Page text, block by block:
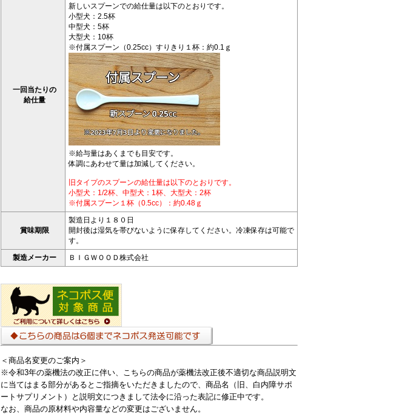
一回当たりの
給仕量
新しいスプーンでの給仕量は以下のとおりです。
小型犬：2.5杯
中型犬：5杯
大型犬：10杯
※付属スプーン（0.25cc）すりきり１杯：約0.1ｇ
※給与量はあくまでも目安です。
体調にあわせて量は加減してください。
旧タイプのスプーンの給仕量は以下のとおりです。
小型犬：1/2杯、中型犬：1杯、大型犬：2杯
※付属スプーン１杯（0.5cc）：約0.48ｇ
賞味期限
製造日より１８０日
開封後は湿気を帯びないように保存してください。冷凍保存は可能で
す。
製造メーカー
ＢＩＧＷＯＯＤ株式会社
＜商品名変更のご案内＞
※令和3年の薬機法の改正に伴い、こちらの商品が薬機法改正後不適切な商品説明文
に当てはまる部分があるとご指摘をいただきましたので、商品名（旧、白内障サポ
ートサプリメント）と説明文につきまして法令に沿った表記に修正中です。
なお、商品の原材料や内容量などの変更はございません。